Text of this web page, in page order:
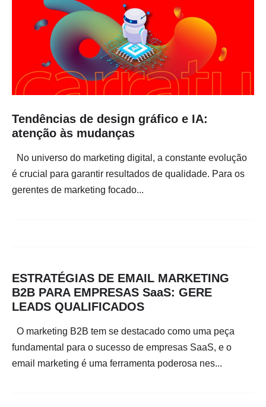
Tendências de design gráfico e IA:
atenção às mudanças
No universo do marketing digital, a constante evolução
é crucial para garantir resultados de qualidade. Para os
gerentes de marketing focado...
ESTRATÉGIAS DE EMAIL MARKETING
B2B PARA EMPRESAS SaaS: GERE
LEADS QUALIFICADOS
O marketing B2B tem se destacado como uma peça
fundamental para o sucesso de empresas SaaS, e o
email marketing é uma ferramenta poderosa nes...